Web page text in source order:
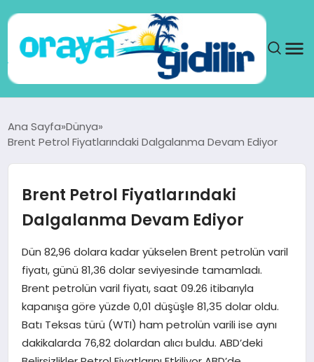
DÜNYA
SEYAHAT
TEKNOLOJI
YAŞAM
Ana Sayfa Dünya
Brent Petrol Fiyatlarındaki Dalgalanma Devam Ediyor
Brent Petrol Fiyatlarındaki
Dalgalanma Devam Ediyor
Dün 82,96 dolara kadar yükselen Brent petrolün varil
fiyatı, günü 81,36 dolar seviyesinde tamamladı.
Brent petrolün varil fiyatı, saat 09.26 itibarıyla
kapanışa göre yüzde 0,01 düşüşle 81,35 dolar oldu.
Batı Teksas türü (WTI) ham petrolün varili ise aynı
dakikalarda 76,82 dolardan alıcı buldu. ABD’deki